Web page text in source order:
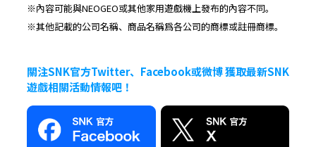
※內容可能與NEOGEO或其他家用遊戲機上發布的內容不同。
※其他記載的公司名稱、商品名稱爲各公司的商標或註冊商標。
關注SNK官方Twitter、Facebook或微博 獲取最新SNK
遊戲相關活動情報吧！